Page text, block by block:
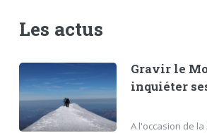
Les actus
Gravir le
inquiéter
A l'occasion de